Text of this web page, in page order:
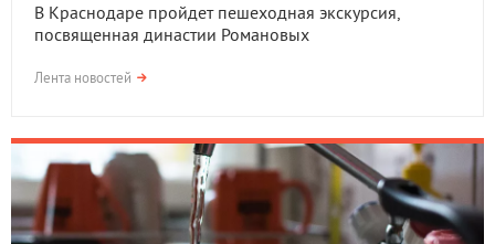
В Краснодаре пройдет пешеходная экскурсия,
посвященная династии Романовых
Лента новостей